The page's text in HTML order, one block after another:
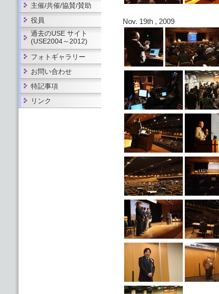
主催/共催/協賛/賛助
役員
過去のUSE サイト
(USE2004～2012)
フォトギャラリー
お問い合わせ
特記事項
リンク
Nov. 19th , 2009